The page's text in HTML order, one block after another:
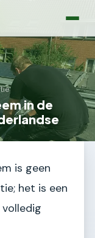
in de
is geen
het is een